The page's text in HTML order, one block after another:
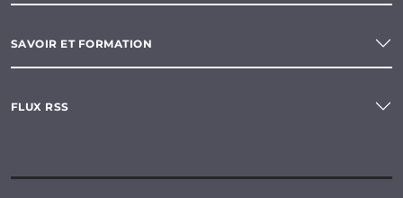
SAVOIR ET FORMATION
FLUX RSS